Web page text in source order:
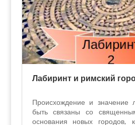
История
Лабиринт и римский
Происхождение и значение
быть связаны со
основания новых городов,